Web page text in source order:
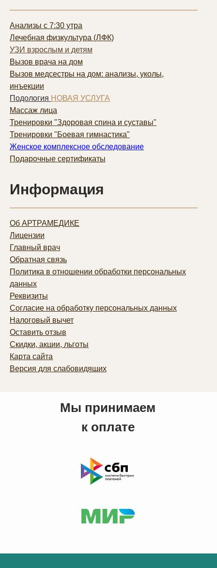
Анализы с 7:30 утра
Лечебная физкультура (ЛФК)
УЗИ взрослым и детям
Вызов врача на дом
Вызов медсестры на дом: анализы, уколы,
инъекции
Подология НОВАЯ УСЛУГА
Массаж лица
Тренировки "Здоровая спина и суставы"
Тренировки "Боевая гимнастика"
Женское комплексное обследование
Подарочные сертификаты
Информация
Об АРТРАМЕДИКЕ
Лицензии
Главный врач
Обратная связь
Политика в отношении обработки персональных
данных
Реквизиты
Согласие на обработку персональных данных
Налоговый вычет
Оставить отзыв
Скидки, акции, льготы
Карта сайта
Версия для слабовидящих
Мы принимаем
к оплате